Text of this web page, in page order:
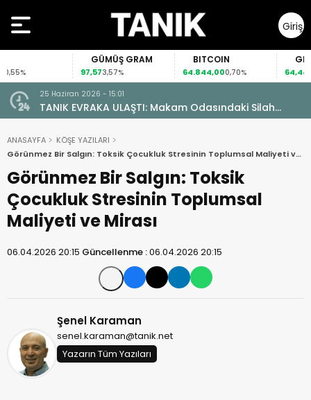
Giriş
Yap
GÜMÜŞ GRAM
97,573,57%
BITCOIN
64.844,000,70%
GBP/
64,4492
25 Haziran 2026 - 15:01
TANIK EVRAKA ULAŞTI: Makam Odasındaki Silah
Ruhsatsız Çıktı!
ANASAYFA
KÖŞE YAZILARI
Görünmez Bir Salgın: Toksik Çocukluk Stresinin Toplumsal Maliyeti ve
Mirası
Görünmez Bir Salgın: Toksik
Çocukluk Stresinin Toplumsal
Maliyeti ve Mirası
06.04.2026 20:15 Güncellenme :06.04.2026 20:15
Şenel Karaman
senel.karaman@tanik.net
Yazarın Tüm Yazıları